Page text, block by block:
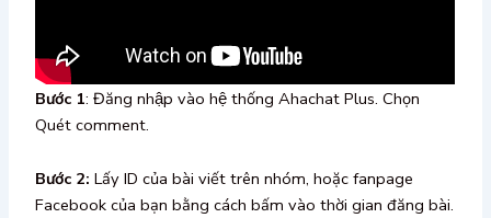
Bước 1: Đăng nhập vào hệ thống Ahachat Plus. Chọn
Quét comment.
Bước 2:Lấy ID của bài viết trên nhóm, hoặc fanpage
Facebook của bạn bằng cách bấm vào thời gian đăng bài.